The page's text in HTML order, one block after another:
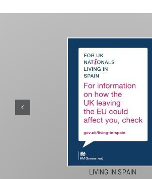
LIVING IN SPAIN